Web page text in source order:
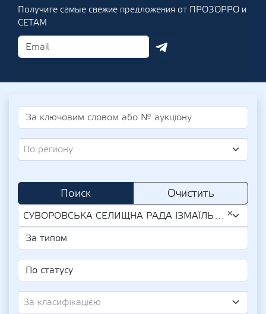
Получите самые свежие предложения от ПРОЗОРРО и
СЕТАМ
По региону
Поиск Очистить
×
СУВОРОВСЬКА СЕЛИЩНА РАДА ІЗМАЇЛЬСЬКОГО РАЙОНУ ОДЕСЬКОЇ ОБЛАСТІ (UA-EDR 04379166)
За класифікацією